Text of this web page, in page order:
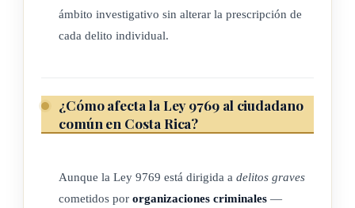
ámbito investigativo sin alterar la prescripción de
cada delito individual.
¿Cómo afecta la Ley 9769 al ciudadano
común en Costa Rica?
Aunque la Ley 9769 está dirigida a delitos graves
cometidos por organizaciones criminales —